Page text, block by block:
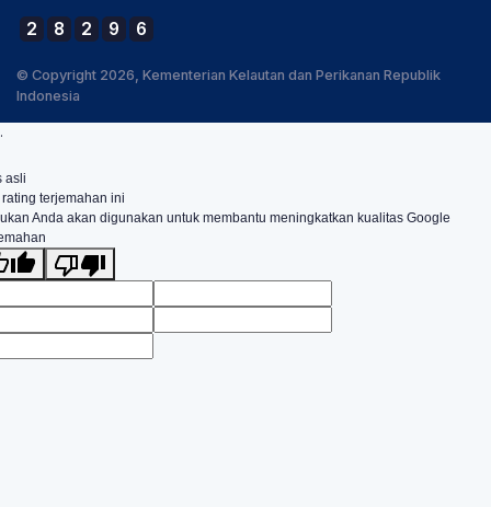
2 8 2 9 6
© Copyright 2026, Kementerian Kelautan dan Perikanan Republik
Indonesia
.
asli
terjemahan ini
Anda akan digunakan untuk membantu meningkatkan kualitas Google